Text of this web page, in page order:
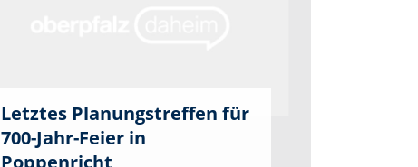
Letztes Planungstreffen für
700-Jahr-Feier in
Poppenricht